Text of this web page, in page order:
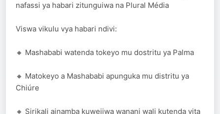
nafassi ya habari zitunguiwa na Plural Média
Viswa vikulu vya habari ndivi:
🔸 Mashababi watenda tokeyo mu dostritu ya Palma
🔸 Matokeyo a Mashababi apunguka mu distritu ya
Chiúre
🔸 Sirikali ainamba kuwejiwa wanani wali kutenda vita